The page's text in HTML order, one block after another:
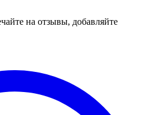
на отзывы, добавляйте